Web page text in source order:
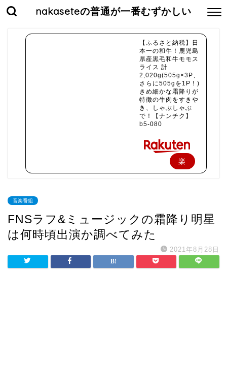
nakaseteの普通が一番むずかしい
【ふるさと納税】日
本一の和牛！鹿児島
県産黒毛和牛モモス
ライス 計
2,020g(505g×3P、
さらに505gを1P！)
きめ細かな霜降りが
特徴の牛肉をすきや
き、しゃぶしゃぶ
で！【ナンチク】
b5-080
楽
入
音楽番組
FNSラフ&ミュージックの霜降り明星
は何時頃出演か調べてみた
2021年8月28日